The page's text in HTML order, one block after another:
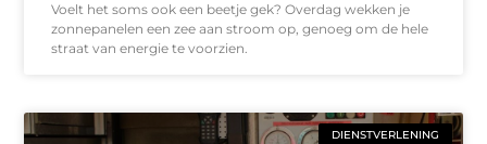
Voelt het soms ook een beetje gek? Overdag wekken je
zonnepanelen een zee aan stroom op, genoeg om de hele
straat van energie te voorzien.
DIENSTVERLENING